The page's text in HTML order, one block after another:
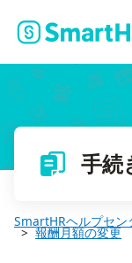
手続
SmartHRヘルプセン
報酬月額の変更